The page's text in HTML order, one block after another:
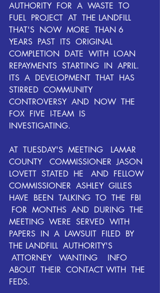
AUTHORITY  FOR  A  WASTE  TO
FUEL  PROJECT  AT  THE LANDFILL
THAT'S  NOW  MORE  THAN 6
YEARS  PAST  ITS  ORIGINAL
COMPLETION  DATE  WITH  LOAN
REPAYMENTS  STARTING  IN  APRIL.
ITS  A  DEVELOPMENT  THAT  HAS
STIRRED  COMMUNITY
CONTROVERSY  AND  NOW  THE
FOX  FIVE  I-TEAM  IS
INVESTIGATING.
AT  TUESDAY'S  MEETING   LAMAR
COUNTY   COMMISSIONER  JASON
LOVETT  STATED  HE   AND  FELLOW
COMMISSIONER  ASHLEY  GILLES
HAVE  BEEN  TALKING  TO  THE  FBI
FOR  MONTHS  AND  DURING  THE
MEETING  WERE  SERVED  WITH
PAPERS  IN  A  LAWSUIT  FILED  BY
THE LANDFILL  AUTHORITY'S
ATTORNEY   WANTING    INFO
ABOUT  THEIR  CONTACT WITH  THE
FEDS.